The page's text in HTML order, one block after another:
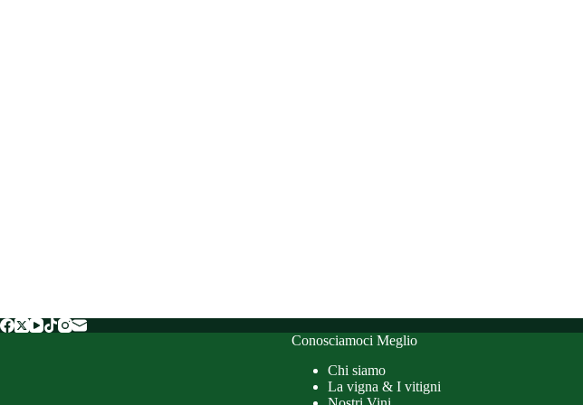
Conosciamoci Meglio
Chi siamo
La vigna & I vitigni